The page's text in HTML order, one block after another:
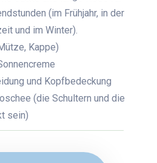
(im Frühjahr, in der
und im Winter).
Kappe)
und Kopfbedeckung
(die Schultern und die
sein)